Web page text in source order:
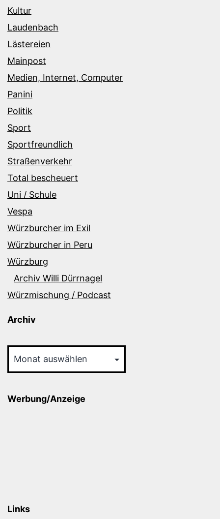
Kultur
Laudenbach
Lästereien
Mainpost
Medien, Internet, Computer
Panini
Politik
Sport
Sportfreundlich
Straßenverkehr
Total bescheuert
Uni / Schule
Vespa
Würzburcher im Exil
Würzburcher in Peru
Würzburg
Archiv Willi Dürrnagel
Würzmischung / Podcast
Archiv
Werbung/Anzeige
Links